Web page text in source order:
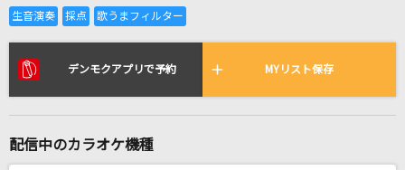
全国りれき
リアルタイムで歌われている曲の一覧
デンモクアプリで予約 MYリスト保存
配信中のカラオケ機種